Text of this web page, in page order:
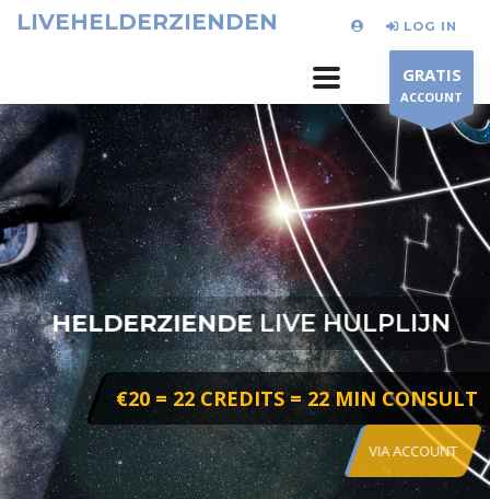
LIVEHELDERZIENDEN LOG IN
GRATIS
ACCOUNT
HELDERZIENDELIVE HULPLIJN
€20 = 22 CREDITS = 22 MIN CONSULT
VIA ACCOUNT